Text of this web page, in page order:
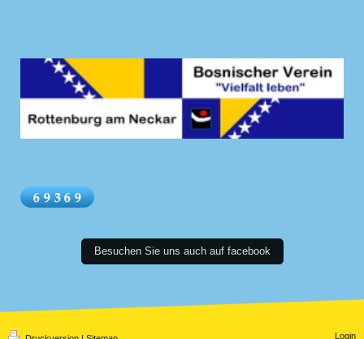
Besuchen Sie uns auch auf facebook
Login